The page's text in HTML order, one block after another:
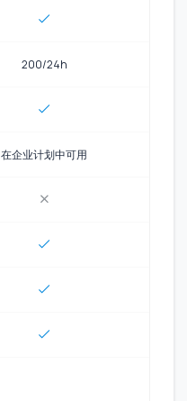
200/24h
在企业计划中可用